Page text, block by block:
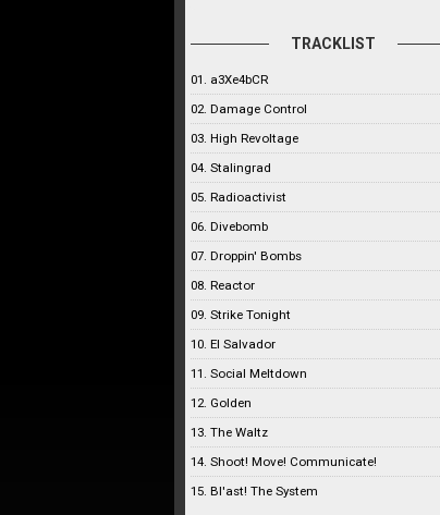
TRACKLIST
01. a3Xe4bCR
02. Damage Control
03. High Revoltage
04. Stalingrad
05. Radioactivist
06. Divebomb
07. Droppin' Bombs
08. Reactor
09. Strike Tonight
10. El Salvador
11. Social Meltdown
12. Golden
13. The Waltz
14. Shoot! Move! Communicate!
15. Bl'ast! The System